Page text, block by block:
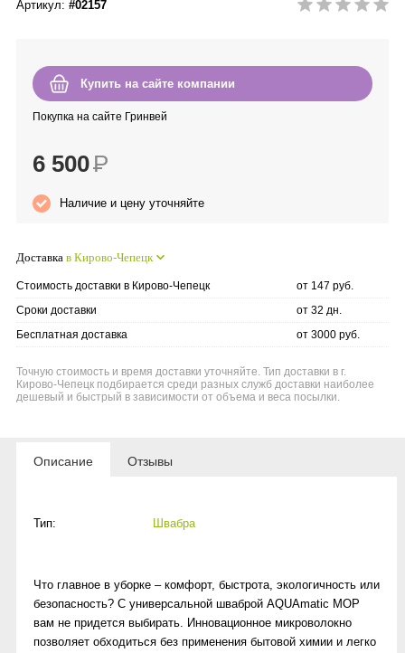
Intilia
Happy Dew
Enjoy Care
Green Minds
Артикул: #02157
Купить на сайте компании
Покупка на сайте Гринвей
6 500Р
Наличие и цену уточняйте
Доставка в Кирово-Чепецк
Стоимость доставки в Кирово-Чепецк
от 147 руб.
Сроки доставки
от 32 дн.
Бесплатная доставка
от 3000 руб.
Точную стоимость и время доставки уточняйте. Тип доставки в г.
Кирово-Чепецк подбирается среди разных служб доставки наиболее
дешевый и быстрый в зависимости от объема и веса посылки.
Описание Отзывы
Тип: Швабра
Что главное в уборке – комфорт, быстрота, экологичность или
безопасность? С универсальной шваброй AQUAmatic MOP
вам не придется выбирать. Инновационное микроволокно
позволяет обходиться без применения бытовой химии и легко